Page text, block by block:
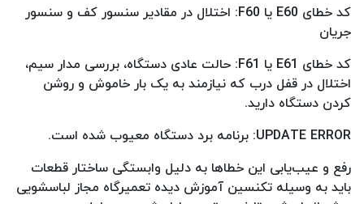
کد خطای E60 یا F60: اختلال در مقادیر سنسور کف و سنسور
جریان
کد خطای E61 یا F61: حالت عادی دستگاه، بررسی مدار سیم،
اختلال در قفل درب که نیازمند به یک بار خاموش و روشن
کردن دستگاه دارید.
UPDATE ERROR: برنامه برد دستگاه معیوب شده است.
رفع و عیب‌یابی این خطاها به دلیل وابستگی ساختار قطعات
باید به وسیله تکنسین آموزش دیده تعمیرگاه مجاز لباسشویی